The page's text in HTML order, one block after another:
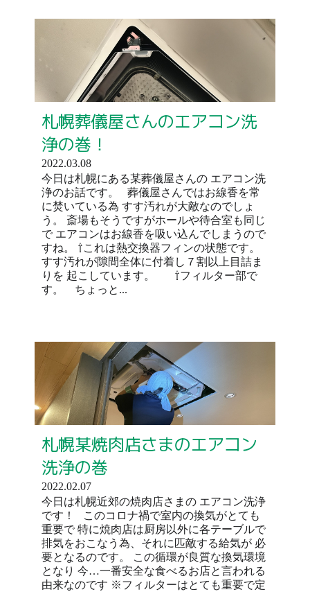
札幌葬儀屋さんのエアコン洗
浄の巻！
2022.03.08
今日は札幌にある某葬儀屋さんの エアコン洗
浄のお話です。 葬儀屋さんではお線香を常
に焚いている為 すす汚れが大敵なのでしょ
う。 斎場もそうですがホールや待合室も同じ
で エアコンはお線香を吸い込んでしまうので
すね。 ⇧これは熱交換器フィンの状態です。
すす汚れが隙間全体に付着し７割以上目詰ま
りを 起こしています。 ⇧フィルター部で
す。 ちょっと...
札幌某焼肉店さまのエアコン
洗浄の巻
2022.02.07
今日は札幌近郊の焼肉店さまの エアコン洗浄
です！ このコロナ禍で室内の換気がとても
重要で 特に焼肉店は厨房以外に各テーブルで
排気をおこなう為、それに匹敵する給気が 必
要となるのです。 この循環が良質な換気環境
となり 今…一番安全な食べるお店と言われる
由来なのです ※フィルターはとても重要で定